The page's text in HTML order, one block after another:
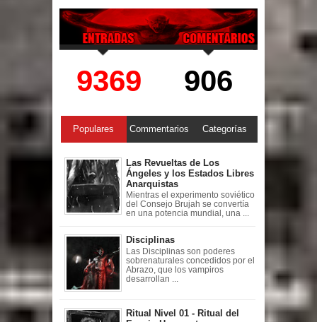
9369 906
Populares Commentarios Categorías
Las Revueltas de Los
Ángeles y los Estados Libres
Anarquistas
Mientras el experimento soviético
del Consejo Brujah se convertía
en una potencia mundial, una ...
Disciplinas
Las Disciplinas son poderes
sobrenaturales concedidos por el
Abrazo, que los vampiros
desarrollan ...
Ritual Nivel 01 - Ritual del